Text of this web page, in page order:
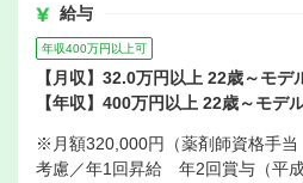
給与
年収400万円以上可
【月収】32.0万円以上 22歳～モデ
【年収】400万円以上 22歳～モデ
※月額320,000円（薬剤師資格手
考慮／年1回昇給 年2回賞与（平